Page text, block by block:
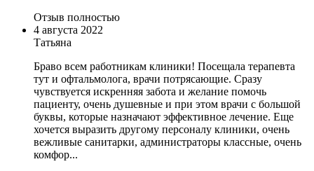
Отзыв полностью
4 августа 2022
Татьяна
Браво всем работникам клиники! Посещала терапевта
тут и офтальмолога, врачи потрясающие. Сразу
чувствуется искренняя забота и желание помочь
пациенту, очень душевные и при этом врачи с большой
буквы, которые назначают эффективное лечение. Еще
хочется выразить другому персоналу клиники, очень
вежливые санитарки, администраторы классные, очень
комфор...